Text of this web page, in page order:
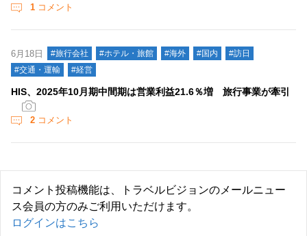
1 コメント
6月18日 #旅行会社 #ホテル・旅館 #海外 #国内
#訪日
#交通・運輸
#経営
HIS、2025年10月期中間期は営業利益21.6％増 旅行事業が牽引
2 コメント
コメント投稿機能は、トラベルビジョンのメールニュー
ス会員の方のみご利用いただけます。
ログインはこちら